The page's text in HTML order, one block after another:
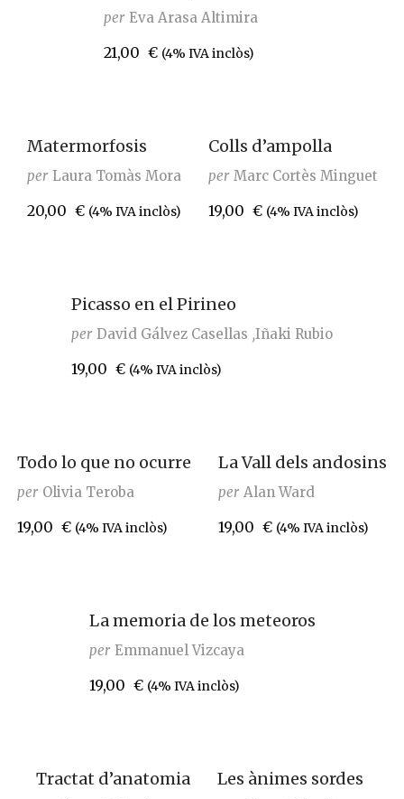
per Eva Arasa Altimira
21,00 € (4% IVA inclòs)
Matermorfosis
per Laura Tomàs Mora
20,00 € (4% IVA inclòs)
Colls d’ampolla
per Marc Cortès Minguet
19,00 € (4% IVA inclòs)
Picasso en el Pirineo
per David Gálvez Casellas Iñaki Rubio
19,00 € (4% IVA inclòs)
Todo lo que no ocurre
per Olivia Teroba
19,00 € (4% IVA inclòs)
La Vall dels andosins
per Alan Ward
19,00 € (4% IVA inclòs)
La memoria de los meteoros
per Emmanuel Vizcaya
19,00 € (4% IVA inclòs)
Tractat d’anatomia Les ànimes sordes